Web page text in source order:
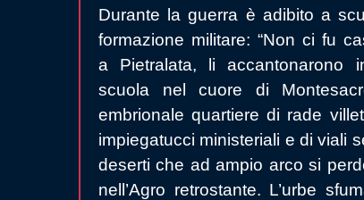
Durante la guerra è adibito a
formazione militare: “Non ci fu
a Pietralata, li accantonarono
scuola nel cuore di
embrionale quartiere di rade
impiegatucci ministeriali e di viali
deserti che ad ampio arco si
nell’Agro retrostante. L’urbe